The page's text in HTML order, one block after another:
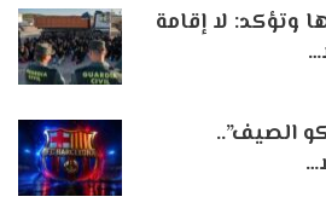
وتؤكد: لا إقامة
الصيف”..